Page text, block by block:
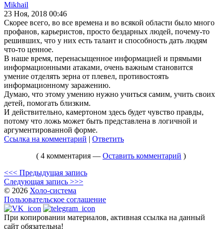
Mikhail
23 Ноя, 2018 00:46
Скорее всего, во все времена и во всякой области было много
профанов, карьеристов, просто бездарных людей, почему-то
решивших, что у них есть талант и способность дать людям
что-то ценное.
В наше время, перенасыщенное информацией и прямыми
информационными атаками, очень важным становится
умение отделять зерна от плевел, противостоять
информационному заражению.
Думаю, что этому умению нужно учиться самим, учить своих
детей, помогать близким.
И действительно, камертоном здесь будет чувство правды,
потому что ложь может быть представлена в логичной и
аргументированной форме.
Ссылка на комментарий | Ответить
( 4 комментария — Оставить комментарий )
<<< Предыдущая запись
Следующая запись >>>
© 2026 Холо-система
Пользовательское соглашение
При копировании материалов, активная ссылка на данный
сайт обязательна!